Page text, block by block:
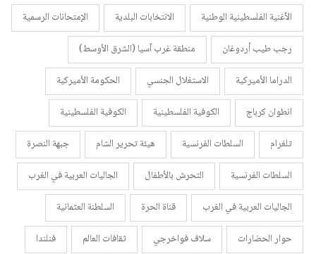
الأغنية الفلسطينية الوطنية الانتخابات البلدية
الإمتحانات الرسمية
رجب طيب أردوغان
منطقة غرب آسيا (الشرق الأوسط)
الدراما الأميركية
الاستغلال الجنسي
الحكومة الأميركية
انطوان كرباج
الكوفية الفلسطينية
الكوفية الفلسطينية
تلغرام
السلطات الفرنسية هيئة تحرير الشام
جبهة النصرة
السلطات الفرنسية
التحرش بالأطفال
الجاليات العربية في الغرب
الجاليات العربية في الغرب
قناة الحرة
السلطنة العثمانية
حوار الحضارات
سلاف فواخرجي ثقافات العالم
فنلندا